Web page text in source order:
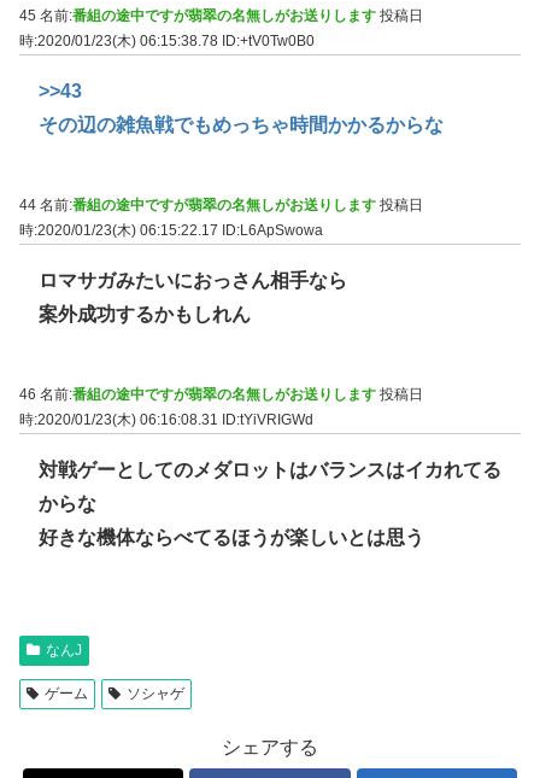
45 名前:番組の途中ですが翡翠の名無しがお送りします 投稿日
時:2020/01/23(木) 06:15:38.78 ID:+tV0Tw0B0
>>43
その辺の雑魚戦でもめっちゃ時間かかるからな
44 名前:番組の途中ですが翡翠の名無しがお送りします 投稿日
時:2020/01/23(木) 06:15:22.17
ID:L6ApSwowa
ロマサガみたいにおっさん相手なら
案外成功するかもしれん
46 名前:番組の途中ですが翡翠の名無しがお送りします 投稿日
時:2020/01/23(木) 06:16:08.31 ID:tYiVRIGWd
対戦ゲーとしてのメダロットはバランスはイカれてる
からな
好きな機体ならべてるほうが楽しいとは思う
なんJ
ゲーム ソシャゲ
シェアする